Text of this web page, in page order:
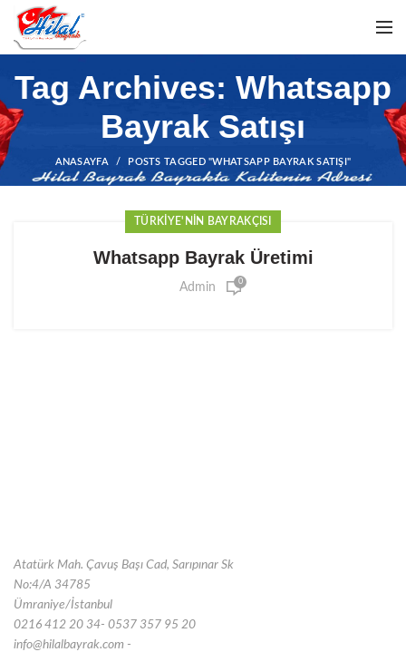
Tag Archives: Whatsapp
Bayrak Satışı
ANASAYFA POSTS TAGGED "WHATSAPP BAYRAK SATIŞI"
TÜRKIYE'NIN BAYRAKÇISI
Whatsapp Bayrak Üretimi
Admin 0
Atatürk Mah. Çavuş Başı Cad, Sarıpınar Sk
No:4/A 34785
Ümraniye/İstanbul
0216 412 20 34- 0537 357 95 20
info@hilalbayrak.com -